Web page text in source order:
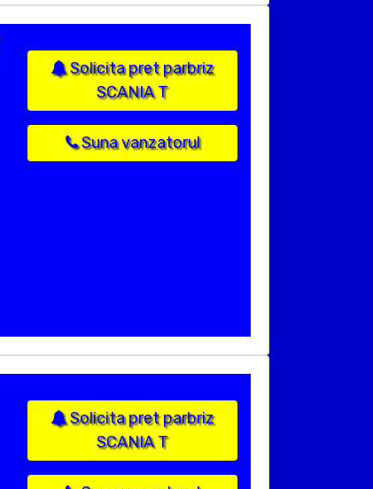
Solicita pret parbriz
SCANIA T
Suna vanzatorul
Solicita pret parbriz
SCANIA T